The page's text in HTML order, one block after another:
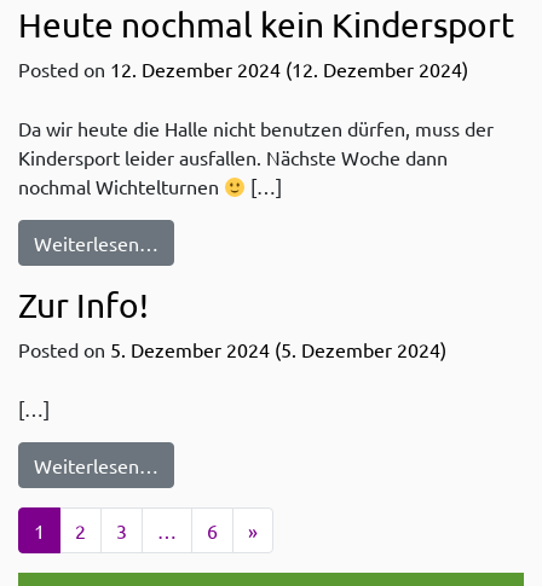
Heute nochmal kein Kindersport
Posted on 12. Dezember 2024 (12. Dezember 2024)
Da wir heute die Halle nicht benutzen dürfen, muss der
Kindersport leider ausfallen. Nächste Woche dann
nochmal Wichtelturnen
[…]
Weiterlesen…
Zur Info!
Posted on 5. Dezember 2024 (5. Dezember 2024)
[…]
Weiterlesen…
Posts navigation
1 2 3 … 6 »